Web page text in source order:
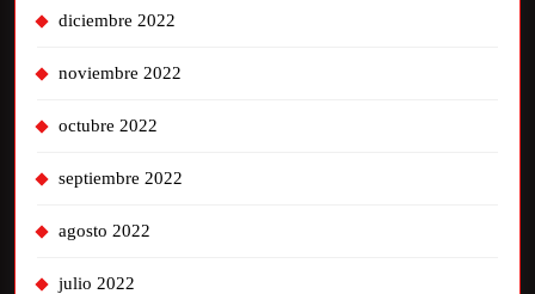
diciembre 2022
noviembre 2022
octubre 2022
septiembre 2022
agosto 2022
julio 2022